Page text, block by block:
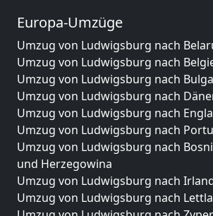
Europa-Umzüge
Umzug von Ludwigsburg nach
Umzug von Ludwigsburg nach
Umzug von Ludwigsburg nach
Umzug von Ludwigsburg nach
Umzug von Ludwigsburg nach
Umzug von Ludwigsburg nach
Umzug von Ludwigsburg nach
und Herzegowina
Umzug von Ludwigsburg nach
Umzug von Ludwigsburg nach